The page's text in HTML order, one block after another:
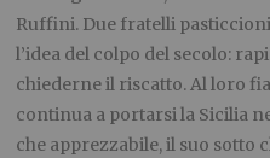
Ruffini. Due fratelli
l’idea del colpo del secolo:
chiederne il riscatto. Al loro
continua a portarsi la Sicilia
che apprezzabile, il suo sotto